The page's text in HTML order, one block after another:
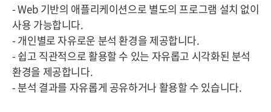
- Web 기반의 애플리케이션으로 별도의 프로그램 설치 없이
사용 가능합니다.
- 개인별로 자유로운 분석 환경을 제공합니다.
- 쉽고 직관적으로 활용할 수 있는 자유롭고 시각화된 분석
환경을 제공합니다.
- 분석 결과를 자유롭게 공유하거나 활용할 수 있습니다.